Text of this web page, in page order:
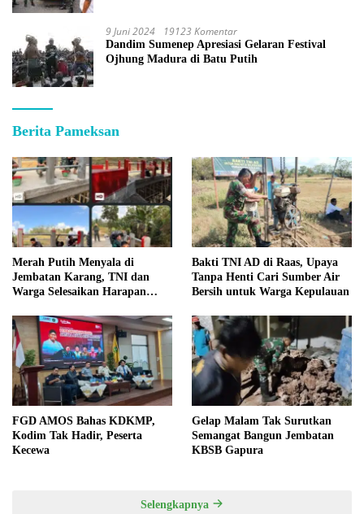
9 Juni 2024 19123 Komentar
Dandim Sumenep Apresiasi Gelaran Festival
Ojhung Madura di Batu Putih
Berita Pameksan
Merah Putih Menyala di
Jembatan Karang, TNI dan
Warga Selesaikan Harapan
Bakti TNI AD di Raas, Upaya
Tanpa Henti Cari Sumber Air
Bersih untuk Warga Kepulauan
FGD AMOS Bahas KDKMP,
Kodim Tak Hadir, Peserta
Kecewa
Gelap Malam Tak Surutkan
Semangat Bangun Jembatan
KBSB Gapura
Selengkapnya